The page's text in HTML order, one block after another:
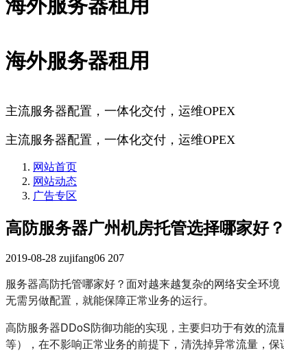
海外服务器租用
海外服务器租用
主流服务器配置，一体化交付，运维OPEX
主流服务器配置，一体化交付，运维OPEX
网站首页
网站动态
广告专区
高防服务器广州机房托管选择哪家好？
2019-08-28 zujifang06 207
服务器高防托管哪家好？面对越来越复杂的网络安全环
无需另做配置，就能保障正常业务的运行。
高防服务器DDoS防御功能的实现，主要归功于有效的
等），在不影响正常业务的前提下，清洗掉异常流量，保